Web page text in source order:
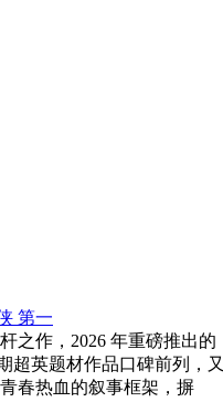
第一
之作，2026 年重磅推出
超英题材作品口碑前列
春热血的叙事框架，摒